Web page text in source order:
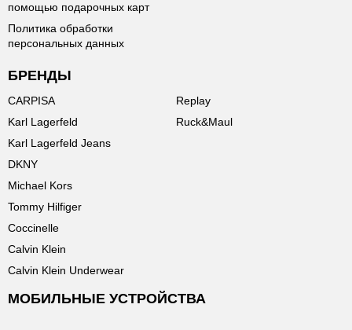
помощью подарочных карт
Политика обработки
персональных данных
БРЕНДЫ
CARPISA
Karl Lagerfeld
Karl Lagerfeld Jeans
DKNY
Michael Kors
Tommy Hilfiger
Coccinelle
Calvin Klein
Calvin Klein Underwear
Replay
Ruck&Maul
МОБИЛЬНЫЕ УСТРОЙСТВА